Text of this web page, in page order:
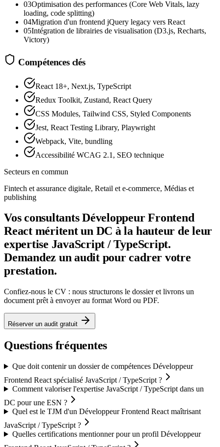
03Optimisation des performances (Core Web Vitals, lazy
loading, code splitting)
04Migration d'un frontend jQuery legacy vers React
05Intégration de librairies de visualisation (D3.js, Recharts,
Victory)
Compétences clés
React 18+, Next.js, TypeScript
Redux Toolkit, Zustand, React Query
CSS Modules, Tailwind CSS, Styled Components
Jest, React Testing Library, Playwright
Webpack, Vite, bundling
Accessibilité WCAG 2.1, SEO technique
Secteurs en commun
Fintech et assurance digitale, Retail et e-commerce, Médias et
publishing
Vos consultants Développeur Frontend
React méritent un DC à la hauteur de leur
expertise JavaScript / TypeScript.
Demandez un audit pour cadrer votre
prestation.
Confiez-nous le CV : nous structurons le dossier et livrons un
document prêt à envoyer au format Word ou PDF.
Réserver un audit gratuit
Questions fréquentes
Que doit contenir un dossier de compétences Développeur
Frontend React spécialisé JavaScript / TypeScript ?
Comment valoriser l'expertise JavaScript / TypeScript dans un
DC pour une ESN ?
Quel est le TJM d'un Développeur Frontend React maîtrisant
JavaScript / TypeScript ?
Quelles certifications mentionner pour un profil Développeur